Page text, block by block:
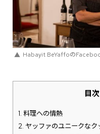
Habayit BeYaffoの
目次
1. 料理への情熱
2. ヤッファのユニークな